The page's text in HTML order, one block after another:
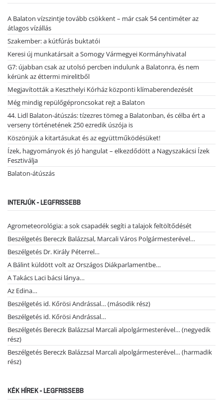
A Balaton vízszintje tovább csökkent – már csak 54 centiméter az
átlagos vízállás
Szakember: a kútfúrás buktatói
Keresi új munkatársait a Somogy Vármegyei Kormányhivatal
G7: újabban csak az utolsó percben indulunk a Balatonra, és nem
kérünk az éttermi mirelitből
Megjavították a Keszthelyi Kórház központi klímaberendezését
Még mindig repülőgéproncsokat rejt a Balaton
44. Lidl Balaton-átúszás: tízezres tömeg a Balatonban, és célba ért a
verseny történetének 250 ezredik úszója is
Köszönjük a kitartásukat és az együttműködésüket!
Ízek, hagyományok és jó hangulat – elkezdődött a Nagyszakácsi Ízek
Fesztiválja
Balaton-átúszás
INTERJÚK - LEGFRISSEBB
Agrometeorológia: a sok csapadék segíti a talajok feltöltődését
Beszélgetés Bereczk Balázzsal, Marcali Város Polgármesterével…
Beszélgetés Dr. Király Péterrel…
A Bálint küldött volt az Országos Diákparlamentbe…
A Takács Laci bácsi lánya…
Az Edina…
Beszélgetés id. Kőrösi Andrással… (második rész)
Beszélgetés id. Kőrösi Andrással…
Beszélgetés Bereczk Balázzsal Marcali alpolgármesterével… (negyedik
rész)
Beszélgetés Bereczk Balázzsal Marcali alpolgármesterével… (harmadik
rész)
KÉK HÍREK - LEGFRISSEBB